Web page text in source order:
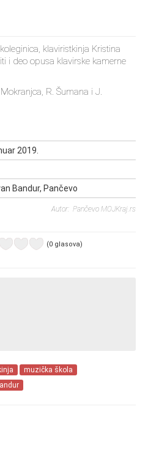
klaviristkinja Kristina
i deo opusa klavirske kamerne
R. Šumana i J.
2019.
Bandur, Pančevo
Autor: Pančevo MOJKraj.rs
(0 glasova)
muzička škola